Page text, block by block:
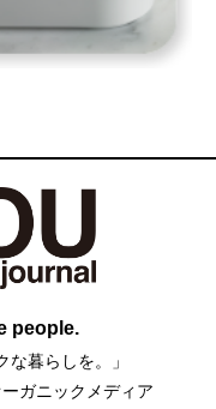
people.
暮らしを。」
ガニックメディア